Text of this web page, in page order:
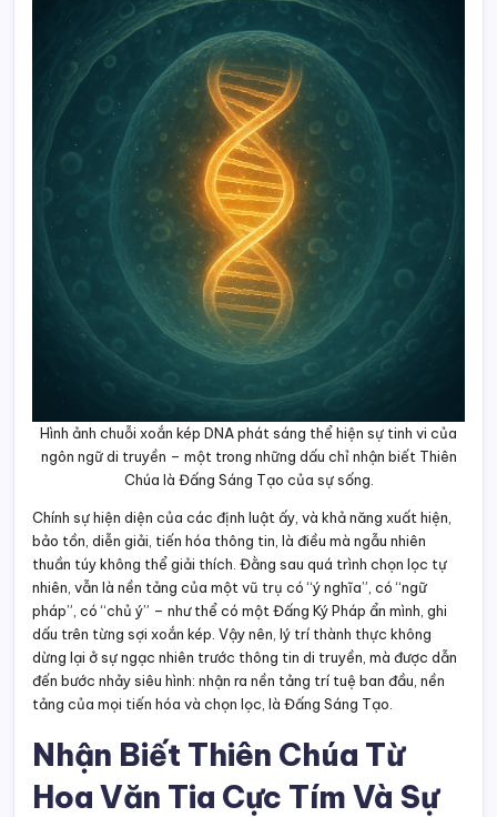
Hình ảnh chuỗi xoắn kép DNA phát sáng thể hiện sự tinh vi của
ngôn ngữ di truyền – một trong những dấu chỉ nhận biết Thiên
Chúa là Đấng Sáng Tạo của sự sống.
Chính sự hiện diện của các định luật ấy, và khả năng xuất hiện,
bảo tồn, diễn giải, tiến hóa thông tin, là điều mà ngẫu nhiên
thuần túy không thể giải thích. Đằng sau quá trình chọn lọc tự
nhiên, vẫn là nền tảng của một vũ trụ có “ý nghĩa”, có “ngữ
pháp”, có “chủ ý” – như thể có một Đấng Ký Pháp ẩn mình, ghi
dấu trên từng sợi xoắn kép. Vậy nên, lý trí thành thực không
dừng lại ở sự ngạc nhiên trước thông tin di truyền, mà được dẫn
đến bước nhảy siêu hình: nhận ra nền tảng trí tuệ ban đầu, nền
tảng của mọi tiến hóa và chọn lọc, là Đấng Sáng Tạo.
Nhận Biết Thiên Chúa Từ
Hoa Văn Tia Cực Tím Và Sự